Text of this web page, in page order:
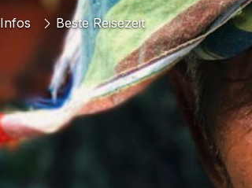
Infos Beste Reisezeit